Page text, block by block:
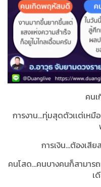
คน
การงาน...ทุ่มสุดตัวเเต่เห
การเงิน...ต้องเสี
คนโสด...คนบางคนก็สามาร
เ